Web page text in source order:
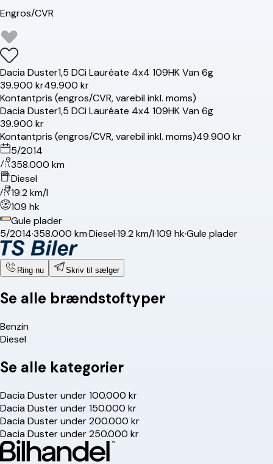
Engros/CVR
DaciaDuster1,5 DCi Lauréate 4x4 109HK Van 6g
39.900 kr49.900 kr
Kontantpris (engros/CVR, varebil inkl. moms)
DaciaDuster1,5 DCi Lauréate 4x4 109HK Van 6g
39.900 kr
Kontantpris (engros/CVR, varebil inkl. moms)49.900 kr
5/2014
358.000 km
Diesel
19.2 km/l
109 hk
Gule plader
5/2014·358.000 km·Diesel·19.2 km/l·109 hk·Gule plader
Ring nu Skriv til sælger
Se alle brændstoftyper
Benzin
Diesel
Se alle kategorier
Dacia Duster under 100.000 kr
Dacia Duster under 150.000 kr
Dacia Duster under 200.000 kr
Dacia Duster under 250.000 kr